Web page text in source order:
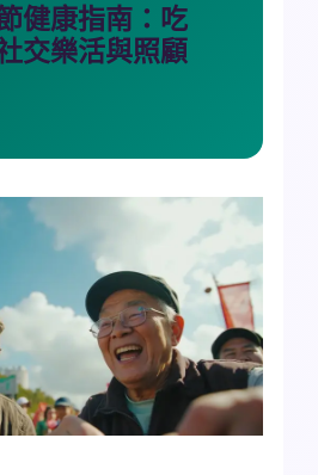
健康指南：吃
交樂活與照顧